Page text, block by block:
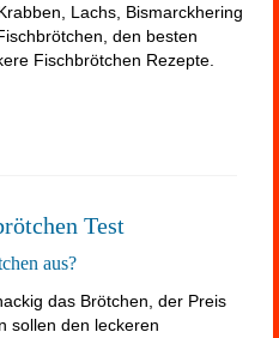
Lachs, Bismarckhering
den besten
Fischbrötchen Rezepte.
Test
aus?
das Brötchen, der Preis
sollen den leckeren